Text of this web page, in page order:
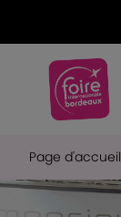
Page d'accueil